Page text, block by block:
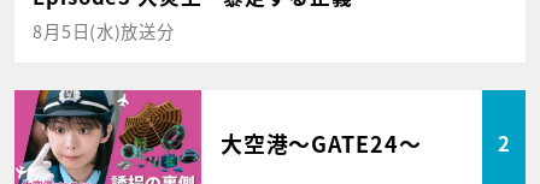
8月5日(水)放送分
大空港～GATE24～ 2